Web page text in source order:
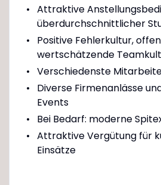
Attraktive
überdurchschnittlicher
Positive Fehlerkultur,
wertschätzende
Verschiedenste
Diverse Firmenanlässe
Events
Bei Bedarf: moderne
Attraktive Vergütung für
Einsätze